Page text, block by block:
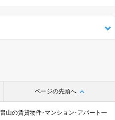
ページの先頭へ
畠山の賃貸物件･マンション･アパート一